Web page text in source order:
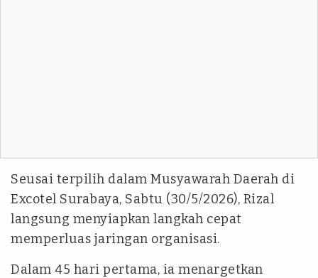
Seusai terpilih dalam Musyawarah Daerah di
Excotel Surabaya, Sabtu (30/5/2026), Rizal
langsung menyiapkan langkah cepat
memperluas jaringan organisasi.
Dalam 45 hari pertama, ia menargetkan